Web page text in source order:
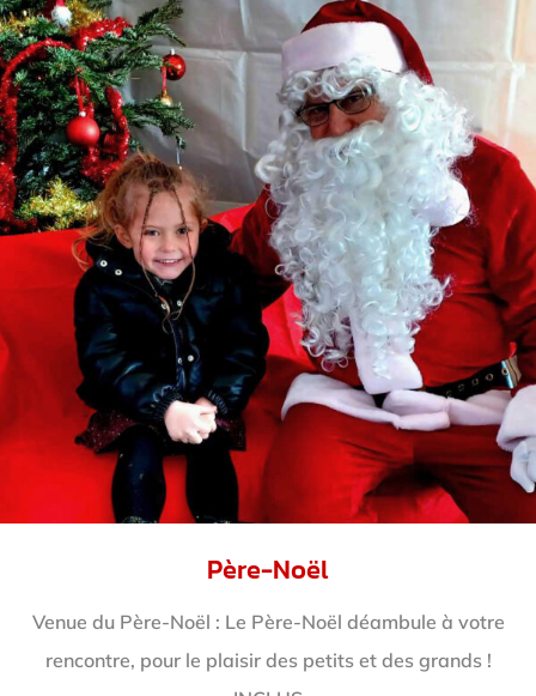
Père-Noël
Venue du Père-Noël : Le Père-Noël déambule à votre
rencontre, pour le plaisir des petits et des grands !